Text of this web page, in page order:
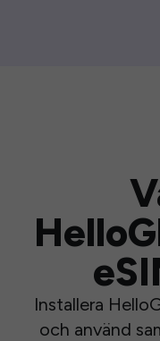
Installera
och använd